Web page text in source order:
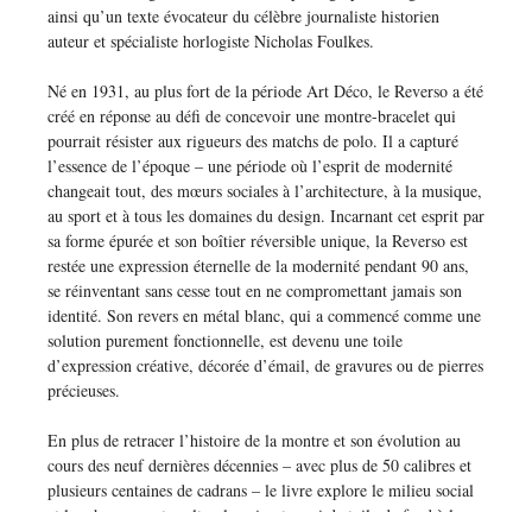
ainsi qu’un texte évocateur du célèbre journaliste historien
auteur et spécialiste horlogiste Nicholas Foulkes.
Né en 1931, au plus fort de la période Art Déco, le Reverso a été
créé en réponse au défi de concevoir une montre-bracelet qui
pourrait résister aux rigueurs des matchs de polo. Il a capturé
l’essence de l’époque – une période où l’esprit de modernité
changeait tout, des mœurs sociales à l’architecture, à la musique,
au sport et à tous les domaines du design. Incarnant cet esprit par
sa forme épurée et son boîtier réversible unique, la Reverso est
restée une expression éternelle de la modernité pendant 90 ans,
se réinventant sans cesse tout en ne compromettant jamais son
identité. Son revers en métal blanc, qui a commencé comme une
solution purement fonctionnelle, est devenu une toile
d’expression créative, décorée d’émail, de gravures ou de pierres
précieuses.
En plus de retracer l’histoire de la montre et son évolution au
cours des neuf dernières décennies – avec plus de 50 calibres et
plusieurs centaines de cadrans – le livre explore le milieu social